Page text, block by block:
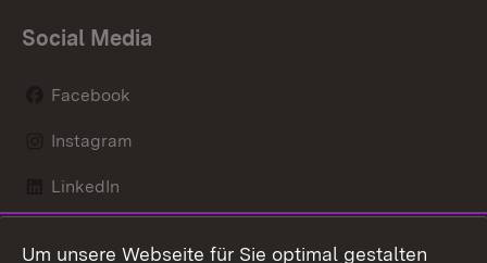
Social Media
Facebook
Instagram
LinkedIn
Um unsere Webseite für Sie optimal gestalten